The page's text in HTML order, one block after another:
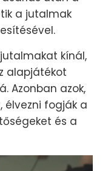
a jutalmak
kínál,
alapjátékot
Azonban azok,
élvezni fogják a
és a